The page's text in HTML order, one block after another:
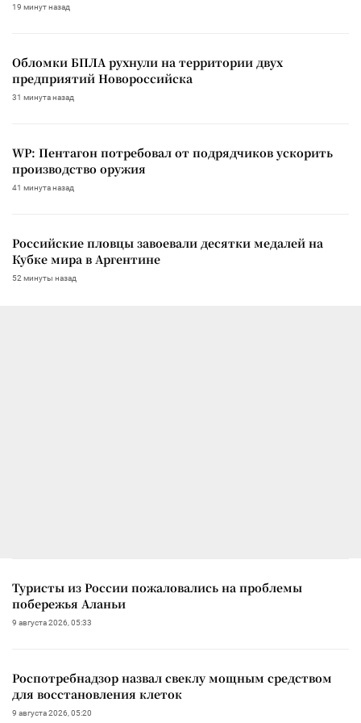
19 минут назад
Обломки БПЛА рухнули на территории двух
предприятий Новороссийска
31 минута назад
WP: Пентагон потребовал от подрядчиков ускорить
производство оружия
41 минута назад
Российские пловцы завоевали десятки медалей на
Кубке мира в Аргентине
52 минуты назад
Туристы из России пожаловались на проблемы
побережья Аланьи
9 августа 2026, 05:33
Роспотребнадзор назвал свеклу мощным средством
для восстановления клеток
9 августа 2026, 05:20